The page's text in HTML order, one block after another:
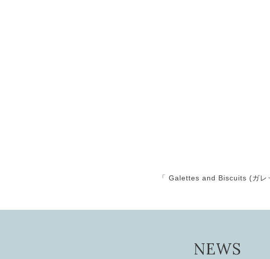
「 Galettes and Biscuits (ガ
NEWS